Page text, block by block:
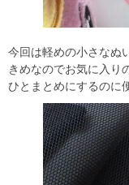
今回は軽めの小さなぬ
きめなのでお気に入り
ひとまとめにするのに